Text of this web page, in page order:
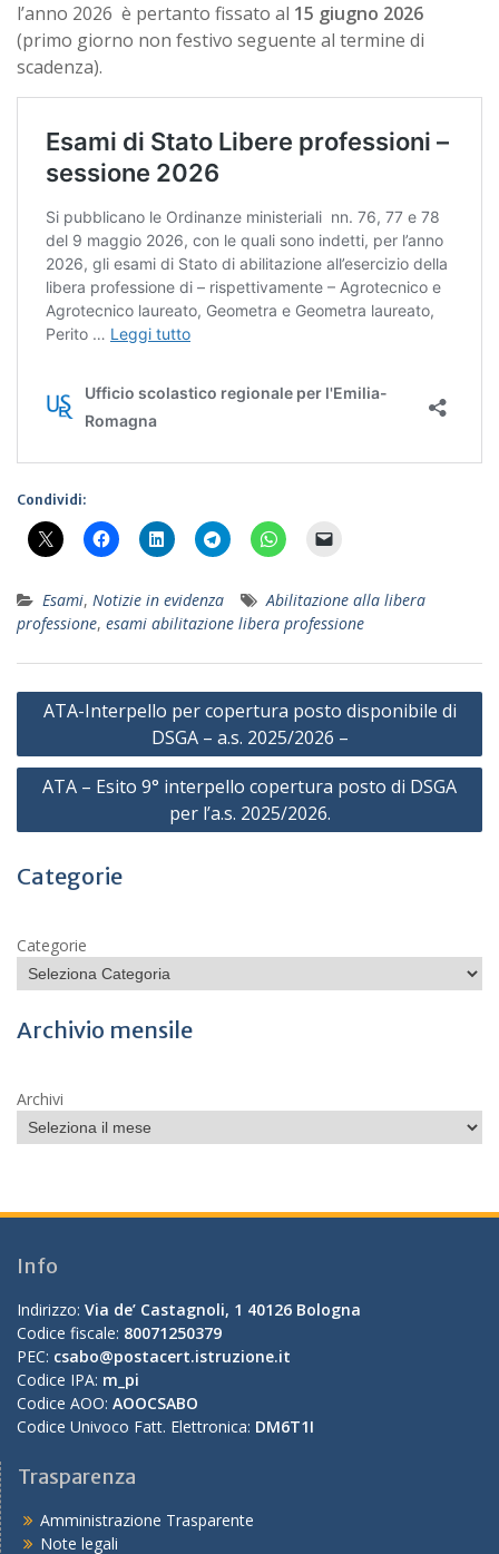
l’anno 2026 è pertanto fissato al 15 giugno 2026
(primo giorno non festivo seguente al termine di
scadenza).
Condividi:
Esami, Notizie in evidenza
Abilitazione alla libera
professione, esami abilitazione libera professione
Navigazione
ATA-Interpello per copertura posto disponibile di
DSGA – a.s. 2025/2026 –
ATA – Esito 9° interpello copertura posto di DSGA
per l’a.s. 2025/2026.
Categorie
Categorie
Archivio mensile
Archivi
Info
Indirizzo: Via de’ Castagnoli, 1 40126 Bologna
Codice fiscale: 80071250379
PEC: csabo@postacert.istruzione.it
Codice IPA: m_pi
Codice AOO: AOOCSABO
Codice Univoco Fatt. Elettronica: DM6T1I
Trasparenza
Amministrazione Trasparente
Note legali